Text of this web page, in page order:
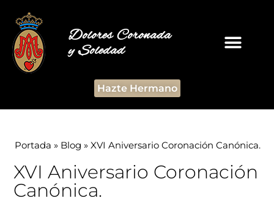
Dolores Coronada
y Soledad
Hazte Hermano
Portada » Blog » XVI Aniversario Coronación Canónica.
XVI Aniversario Coronación
Canónica.